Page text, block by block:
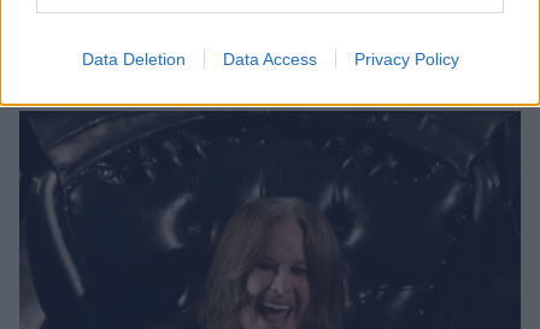
Data Deletion Data Access Privacy Policy
χέβι μέταλ»
23.07.2025, 07:09